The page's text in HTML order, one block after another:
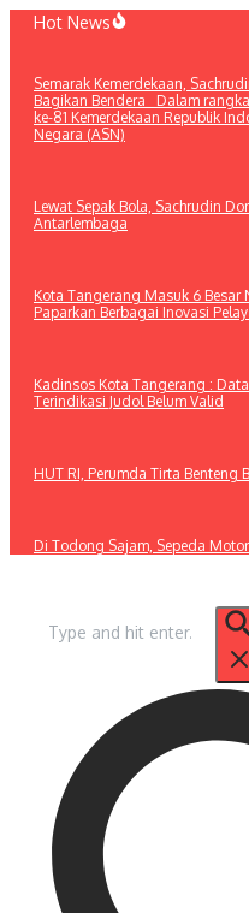
Lewati
Hot News
Semarak Kemerdekaan,
Bagikan Bendera Dalam
ke-81 Kemerdekaan Republik
Negara (ASN)
Lewat Sepak Bola, Sachrudin
Antarlembaga
Kota Tangerang Masuk 6 Besar
Paparkan Berbagai Inovasi
Kadinsos Kota Tangerang :
Terindikasi Judol Belum Valid
HUT RI, Perumda Tirta Benteng
Di Todong Sajam, Sepeda
untuk: